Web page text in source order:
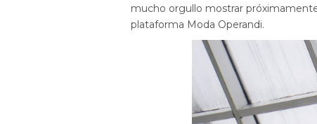
mucho orgullo mostrar
plataforma Moda Operandi.